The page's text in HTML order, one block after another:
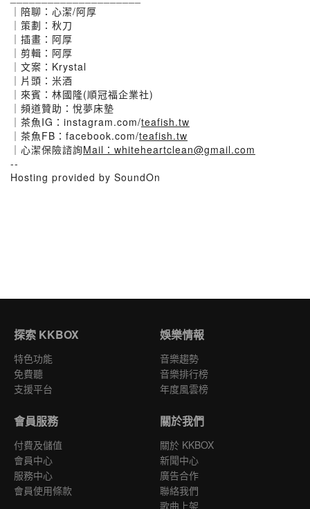
｜陪聊：心潔/阿厚
｜策劃：秋刀
｜插畫：阿厚
｜剪輯：阿厚
｜文案：Krystal
｜片頭：米酒
｜來賓：林國隆(順冠福企業社)
｜頻道贊助：悅夢床墊
｜茶魚IG：instagram.com/teafish.tw
｜茶魚FB：facebook.com/teafish.tw
｜心潔保險諮詢Mail：whiteheartclean@gmail.com
--
Hosting provided by SoundOn
探索 KKBOX
特色功能
免費聽
支援平台
娛樂情報
音樂趨勢
音樂排行榜
年度風雲榜
會員服務
付費及儲值
會員中心
服務中心
會員使用條款
關於我們
關於 KKBOX
新聞中心
廣告合作
聯絡我們
歌曲上架